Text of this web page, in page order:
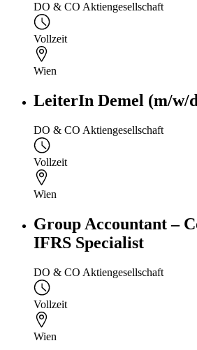
DO & CO Aktiengesellschaft
Vollzeit
Wien
LeiterIn Demel (m/w/
DO & CO Aktiengesellschaft
Vollzeit
Wien
Group Accountant –
IFRS Specialist
DO & CO Aktiengesellschaft
Vollzeit
Wien